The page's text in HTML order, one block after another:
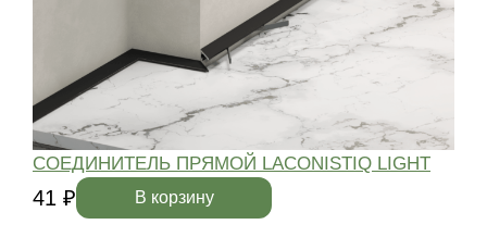
СОЕДИНИТЕЛЬ ПРЯМОЙ LACONISTIQ LIGHT
41 ₽ В корзину